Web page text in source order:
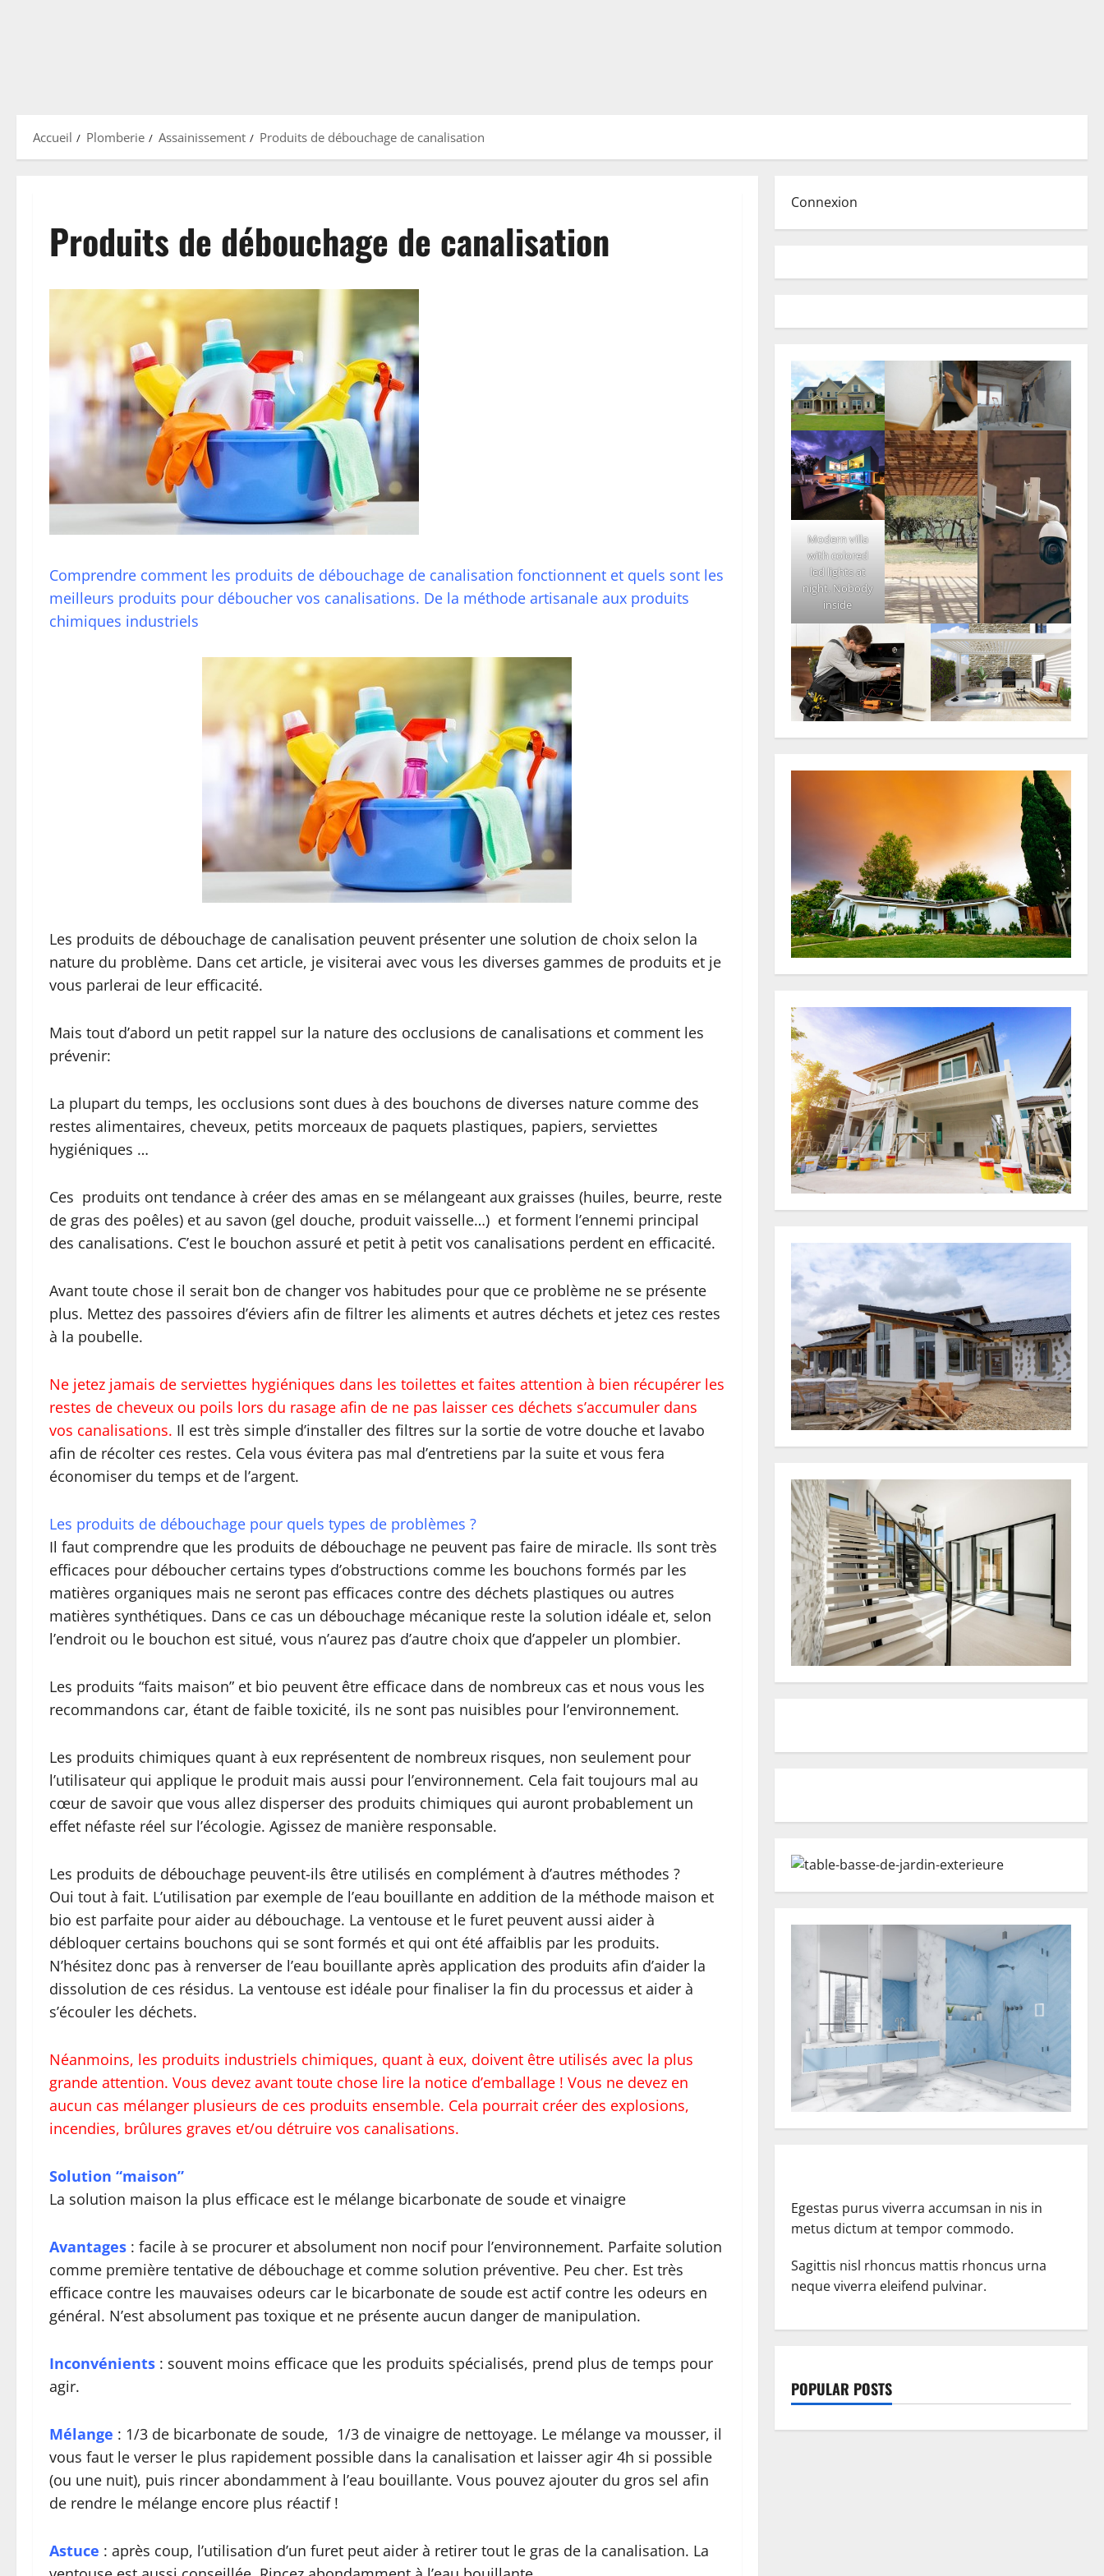
Accueil Plomberie Assainissement Produits de débouchage de canalisation
Produits de débouchage de canalisation
Comprendre comment les produits de débouchage de canalisation fonctionnent et quels sont les
meilleurs produits pour déboucher vos canalisations. De la méthode artisanale aux produits
chimiques industriels
Les produits de débouchage de canalisation peuvent présenter une solution de choix selon la
nature du problème. Dans cet article, je visiterai avec vous les diverses gammes de produits et je
vous parlerai de leur efficacité.
Mais tout d’abord un petit rappel sur la nature des occlusions de canalisations et comment les
prévenir:
La plupart du temps, les occlusions sont dues à des bouchons de diverses nature comme des
restes alimentaires, cheveux, petits morceaux de paquets plastiques, papiers, serviettes
hygiéniques …
Ces produits ont tendance à créer des amas en se mélangeant aux graisses (huiles, beurre, reste
de gras des poêles) et au savon (gel douche, produit vaisselle…) et forment l’ennemi principal
des canalisations. C’est le bouchon assuré et petit à petit vos canalisations perdent en efficacité.
Avant toute chose il serait bon de changer vos habitudes pour que ce problème ne se présente
plus. Mettez des passoires d’éviers afin de filtrer les aliments et autres déchets et jetez ces restes
à la poubelle.
Ne jetez jamais de serviettes hygiéniques dans les toilettes et faites attention à bien récupérer les
restes de cheveux ou poils lors du rasage afin de ne pas laisser ces déchets s’accumuler dans
vos canalisations. Il est très simple d’installer des filtres sur la sortie de votre douche et lavabo
afin de récolter ces restes. Cela vous évitera pas mal d’entretiens par la suite et vous fera
économiser du temps et de l’argent.
Les produits de débouchage pour quels types de problèmes ?
Il faut comprendre que les produits de débouchage ne peuvent pas faire de miracle. Ils sont très
efficaces pour déboucher certains types d’obstructions comme les bouchons formés par les
matières organiques mais ne seront pas efficaces contre des déchets plastiques ou autres
matières synthétiques. Dans ce cas un débouchage mécanique reste la solution idéale et, selon
l’endroit ou le bouchon est situé, vous n’aurez pas d’autre choix que d’appeler un plombier.
Les produits “faits maison” et bio peuvent être efficace dans de nombreux cas et nous vous les
recommandons car, étant de faible toxicité, ils ne sont pas nuisibles pour l’environnement.
Les produits chimiques quant à eux représentent de nombreux risques, non seulement pour
l’utilisateur qui applique le produit mais aussi pour l’environnement. Cela fait toujours mal au
cœur de savoir que vous allez disperser des produits chimiques qui auront probablement un
effet néfaste réel sur l’écologie. Agissez de manière responsable.
Les produits de débouchage peuvent-ils être utilisés en complément à d’autres méthodes ?
Oui tout à fait. L’utilisation par exemple de l’eau bouillante en addition de la méthode maison et
bio est parfaite pour aider au débouchage. La ventouse et le furet peuvent aussi aider à
débloquer certains bouchons qui se sont formés et qui ont été affaiblis par les produits.
N’hésitez donc pas à renverser de l’eau bouillante après application des produits afin d’aider la
dissolution de ces résidus. La ventouse est idéale pour finaliser la fin du processus et aider à
s’écouler les déchets.
Néanmoins, les produits industriels chimiques, quant à eux, doivent être utilisés avec la plus
grande attention. Vous devez avant toute chose lire la notice d’emballage ! Vous ne devez en
aucun cas mélanger plusieurs de ces produits ensemble. Cela pourrait créer des explosions,
incendies, brûlures graves et/ou détruire vos canalisations.
Solution “maison”
La solution maison la plus efficace est le mélange bicarbonate de soude et vinaigre
Avantages : facile à se procurer et absolument non nocif pour l’environnement. Parfaite solution
comme première tentative de débouchage et comme solution préventive. Peu cher. Est très
efficace contre les mauvaises odeurs car le bicarbonate de soude est actif contre les odeurs en
général. N’est absolument pas toxique et ne présente aucun danger de manipulation.
Inconvénients : souvent moins efficace que les produits spécialisés, prend plus de temps pour
agir.
Mélange : 1/3 de bicarbonate de soude, 1/3 de vinaigre de nettoyage. Le mélange va mousser, il
vous faut le verser le plus rapidement possible dans la canalisation et laisser agir 4h si possible
(ou une nuit), puis rincer abondamment à l’eau bouillante. Vous pouvez ajouter du gros sel afin
de rendre le mélange encore plus réactif !
Astuce : après coup, l’utilisation d’un furet peut aider à retirer tout le gras de la canalisation. La
Connexion
Modern villa
with colored
led lights at
night. Nobody
inside
Egestas purus viverra accumsan in nis in
metus dictum at tempor commodo.
Sagittis nisl rhoncus mattis rhoncus urna
neque viverra eleifend pulvinar.
POPULAR POSTS